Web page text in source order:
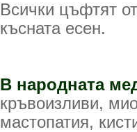
Всички цъфтят
късната есен.
В народната
кръвоизливи,
мастопатия,